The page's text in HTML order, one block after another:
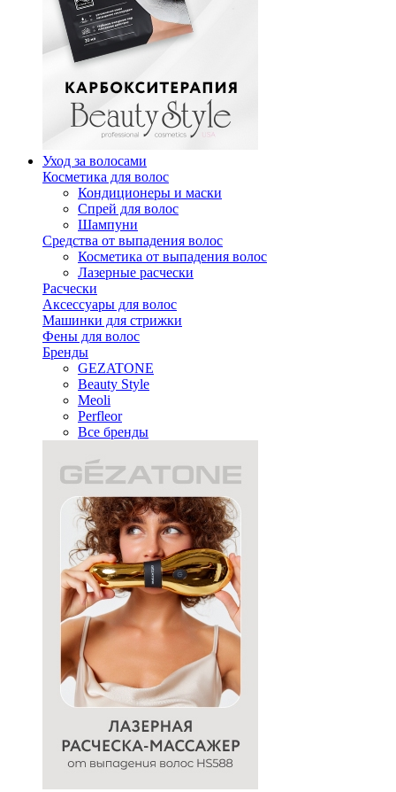
Уход за волосами
Косметика для волос
Кондиционеры и маски
Спрей для волос
Шампуни
Средства от выпадения волос
Косметика от выпадения волос
Лазерные расчески
Расчески
Аксессуары для волос
Машинки для стрижки
Фены для волос
Бренды
GEZATONE
Beauty Style
Meoli
Perfleor
Все бренды